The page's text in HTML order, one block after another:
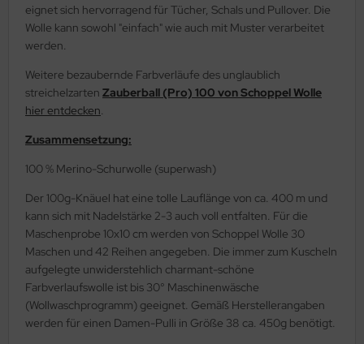
eignet sich hervorragend für Tücher, Schals und Pullover. Die
Wolle kann sowohl "einfach" wie auch mit Muster verarbeitet
werden.
Weitere bezaubernde Farbverläufe des unglaublich
streichelzarten Zauberball (Pro) 100 von Schoppel Wolle
hier entdecken.
Zusammensetzung:
100 % Merino-Schurwolle (superwash)
Der 100g-Knäuel hat eine tolle Lauflänge von ca. 400 m und
kann sich mit Nadelstärke 2-3 auch voll entfalten. Für die
Maschenprobe 10x10 cm werden von Schoppel Wolle 30
Maschen und 42 Reihen angegeben. Die immer zum Kuscheln
aufgelegte unwiderstehlich charmant-schöne
Farbverlaufswolle ist bis 30° Maschinenwäsche
(Wollwaschprogramm) geeignet. Gemäß Herstellerangaben
werden für einen Damen-Pulli in Größe 38 ca. 450g benötigt.